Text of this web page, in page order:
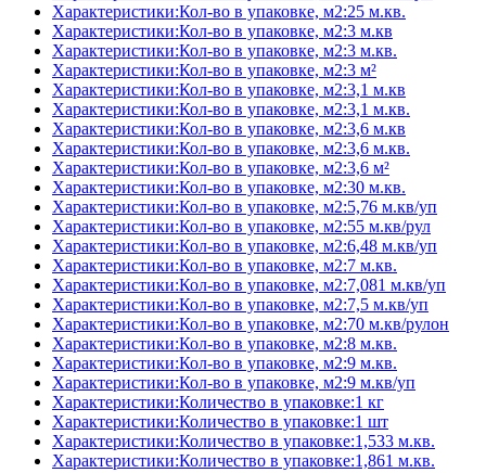
Характеристики:Кол-во в упаковке, м2:25 м.кв.
Характеристики:Кол-во в упаковке, м2:3 м.кв
Характеристики:Кол-во в упаковке, м2:3 м.кв.
Характеристики:Кол-во в упаковке, м2:3 м²
Характеристики:Кол-во в упаковке, м2:3,1 м.кв
Характеристики:Кол-во в упаковке, м2:3,1 м.кв.
Характеристики:Кол-во в упаковке, м2:3,6 м.кв
Характеристики:Кол-во в упаковке, м2:3,6 м.кв.
Характеристики:Кол-во в упаковке, м2:3,6 м²
Характеристики:Кол-во в упаковке, м2:30 м.кв.
Характеристики:Кол-во в упаковке, м2:5,76 м.кв/уп
Характеристики:Кол-во в упаковке, м2:55 м.кв/рул
Характеристики:Кол-во в упаковке, м2:6,48 м.кв/уп
Характеристики:Кол-во в упаковке, м2:7 м.кв.
Характеристики:Кол-во в упаковке, м2:7,081 м.кв/уп
Характеристики:Кол-во в упаковке, м2:7,5 м.кв/уп
Характеристики:Кол-во в упаковке, м2:70 м.кв/рулон
Характеристики:Кол-во в упаковке, м2:8 м.кв.
Характеристики:Кол-во в упаковке, м2:9 м.кв.
Характеристики:Кол-во в упаковке, м2:9 м.кв/уп
Характеристики:Количество в упаковке:1 кг
Характеристики:Количество в упаковке:1 шт
Характеристики:Количество в упаковке:1,533 м.кв.
Характеристики:Количество в упаковке:1,861 м.кв.